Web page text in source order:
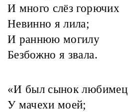
И много слёз горючих
Невинно я лила;
И раннюю могилу
Безбожно я звала.
«И был сынок любимец
У мачехи моей;